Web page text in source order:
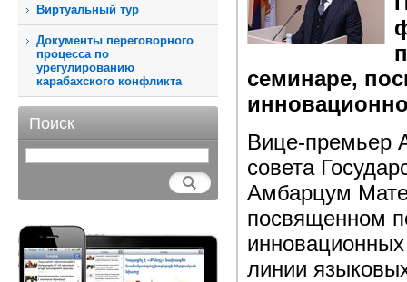
Виртуальный тур
Документы переговорного
процесса по
урегулированию
карабахского конфликта
Поиск
семинаре,
Вице-премьер
совета
Амбарцум
посвященном
линии